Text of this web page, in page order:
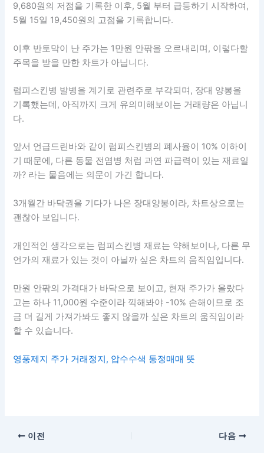
9,680원의 저점을 기록한 이후, 5월 부터 급등하기 시작하여,
5월 15일 19,450원의 고점을 기록합니다.
이후 반토막이 난 주가는 1만원 안팎을 오르내리며, 이렇다할
주목을 받을 만한 차트가 아닙니다.
럼피스킨병 발병을 계기로 관련주로 부각되며, 장대 양봉을
기록했는데, 아직까지 크게 유의미해보이는 거래량은 아닙니
다.
앞서 언급드린바와 같이 럼피스킨병의 폐사율이 10% 이하이
기 때문에, 다른 동물 전염병 처럼 과연 파급력이 있는 재료일
까? 라는 물음에는 의문이 가긴 합니다.
3개월간 바닥권을 기다가 나온 장대양봉이라, 차트상으로는
괜찮아 보입니다.
개인적인 생각으로는 럼피스킨병 재료는 약해보이나, 다른 무
언가의 재료가 있는 것이 아닐까 싶은 차트의 움직임입니다.
만원 안팎의 가격대가 바닥으로 보이고, 현재 주가가 올랐다
고는 하나 11,000원 수준이라 끽해봐야 -10% 손해이므로 조
금 더 길게 가져가봐도 좋지 않을까 싶은 차트의 움직임이라
할 수 있습니다.
영풍제지 주가 거래정지, 압수수색 통정매매 뜻
이전 다음